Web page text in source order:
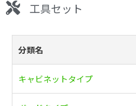
工具セット
分類名
キャビネットタイプ